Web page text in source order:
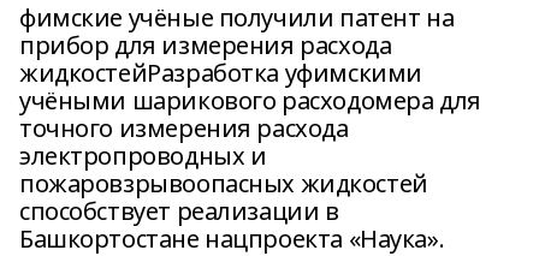
фимские учёные получили патент на
прибор для измерения расхода
жидкостейРазработка уфимскими
учёными шарикового расходомера для
точного измерения расхода
электропроводных и
пожаровзрывоопасных жидкостей
способствует реализации в
Башкортостане нацпроекта «Наука».